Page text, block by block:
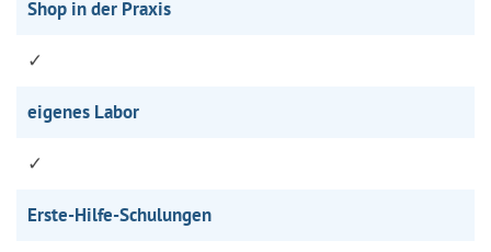
Shop in der Praxis
✓
eigenes Labor
✓
Erste-Hilfe-Schulungen